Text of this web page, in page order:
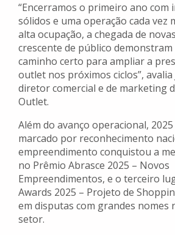
“Encerramos o primeiro ano com
sólidos e uma operação cada vez
alta ocupação, a chegada de
crescente de público
caminho certo para ampliar a
outlet nos próximos ciclos”, avalia
diretor comercial e de marketing
Outlet.
Além do avanço operacional,
marcado por reconhecimento
empreendimento conquistou a
no Prêmio Abrasce 2025 – Novos
Empreendimentos, e o terceiro
Awards 2025 – Projeto de
em disputas com grandes nomes
setor.